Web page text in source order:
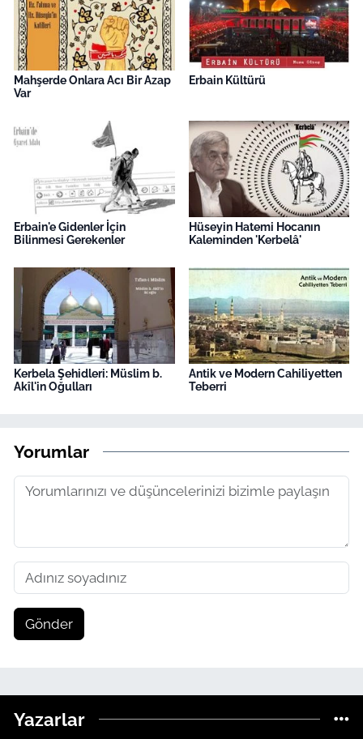
Mahşerde Onlara Acı Bir Azap
Var
Erbain Kültürü
Erbain'e Gidenler İçin
Bilinmesi Gerekenler
Hüseyin Hatemi Hocanın
Kaleminden 'Kerbelâ'
Kerbela Şehidleri: Müslim b.
Akîl'in Oğulları
Antik ve Modern Cahiliyetten
Teberri
Yorumlar
Gönder
Yazarlar